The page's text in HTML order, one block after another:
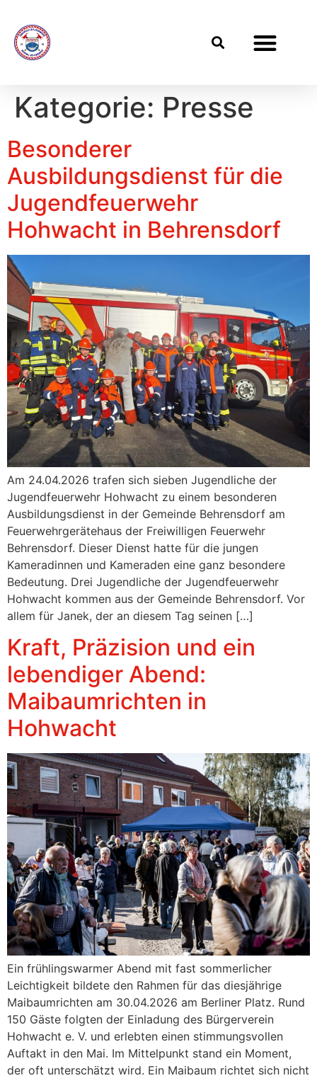
Kategorie: Presse
Besonderer
Ausbildungsdienst für die
Jugendfeuerwehr
Hohwacht in Behrensdorf
Am 24.04.2026 trafen sich sieben Jugendliche der
Jugendfeuerwehr Hohwacht zu einem besonderen
Ausbildungsdienst in der Gemeinde Behrensdorf am
Feuerwehrgerätehaus der Freiwilligen Feuerwehr
Behrensdorf. Dieser Dienst hatte für die jungen
Kameradinnen und Kameraden eine ganz besondere
Bedeutung. Drei Jugendliche der Jugendfeuerwehr
Hohwacht kommen aus der Gemeinde Behrensdorf. Vor
allem für Janek, der an diesem Tag seinen […]
Kraft, Präzision und ein
lebendiger Abend:
Maibaumrichten in
Hohwacht
Ein frühlingswarmer Abend mit fast sommerlicher
Leichtigkeit bildete den Rahmen für das diesjährige
Maibaumrichten am 30.04.2026 am Berliner Platz. Rund
150 Gäste folgten der Einladung des Bürgerverein
Hohwacht e. V. und erlebten einen stimmungsvollen
Auftakt in den Mai. Im Mittelpunkt stand ein Moment,
der oft unterschätzt wird. Ein Maibaum richtet sich nicht